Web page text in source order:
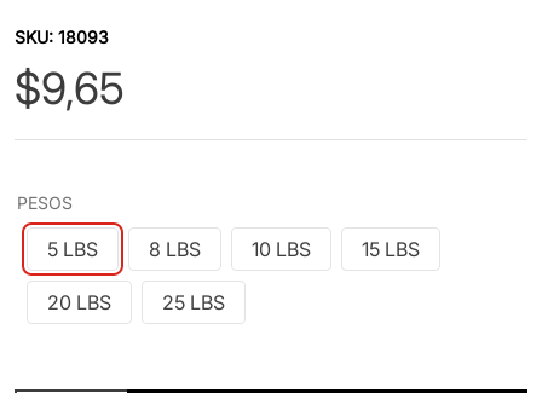
SKU:18093
$9,65
PESOS
5 LBS 8 LBS 10 LBS 15 LBS
20 LBS 25 LBS